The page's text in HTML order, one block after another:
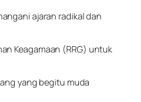
ajaran radikal dan
Keagamaan (RRG) untuk
yang begitu muda